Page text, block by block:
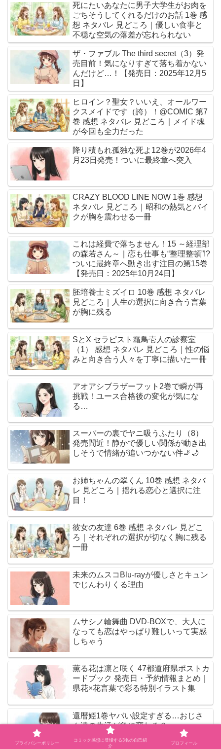
死にたいあなたに男子大学生がお肉を
ごちそうしてくれるだけのお話 1巻 感
想 ネタバレ 見どころ｜優しい食事と
不穏な空気の落差が忘れられない
ザ・ファブル The third secret（3）発
売目前！気になりすぎて落ち着かない
んだけど…！【発売日：2025年12月5
日】
ヒロイン？聖女？いいえ、オールワー
クスメイドです（誇）！@COMIC 第7
巻 感想 ネタバレ 見どころ｜メイド魂
が今回も全力だった
降り積もれ孤独な死よ12巻が2026年4
月23日発売！ついに最終章へ突入
CRAZY BLOOD LINE NOW 1巻 感想
ネタバレ 見どころ｜昭和の熱気とバイ
クが胸を震わせる一冊
これは経費で落ちません！15 ～経理部
の森若さん～｜恋も仕事も“整理整頓”!?
ついに最終章へ動き出す注目の第15巻
【発売日：2025年10月24日】
胚培養士ミズイロ 10巻 感想 ネタバレ
見どころ｜人生の選択に向き合う言葉
が胸に残る
SとX セラピスト霜鳥壱人の診察室
（1） 感想 ネタバレ 見どころ｜性の悩
みと向き合う人々を丁寧に描いた一冊
アオアシブラザーフット2巻で瞬が再
挑戦！ユース合格後の変化が気にな
る…
スーパーの裏でヤニ吸うふたり（8）
発売間近！静かで優しい関係が動き出
しそうで情緒が追いつかない件🚬🌙
お姉ちゃんの翠くん 10巻 感想 ネタバ
レ 見どころ｜揺れる恋心と選択に注
目！
彼女の友達 6巻 感想 ネタバレ 見どこ
ろ｜それぞれの選択が切なく胸に残る
一冊
未来のムスコBlu-rayが優しさとキュン
でじんわりくる理由
ムサシノ輪舞曲 DVD-BOXで、大人に
なっても恋はやっぱり難しいって実感
しちゃう
薫る花は凛と咲く 47都道府県ポストカ
ードブック 発売日・予約情報まとめ｜
県花×花言葉で彩る特別イラスト集
還暦姫1巻ヤバい設定すぎる…おじさ
ん達の生活が急に変わる？
プライバシーポリシー
コミック感想に登場する3名の自己紹
介
プロフィール